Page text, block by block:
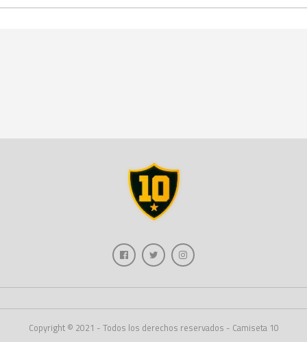
Copyright © 2021 - Todos los derechos reservados - Camiseta 10